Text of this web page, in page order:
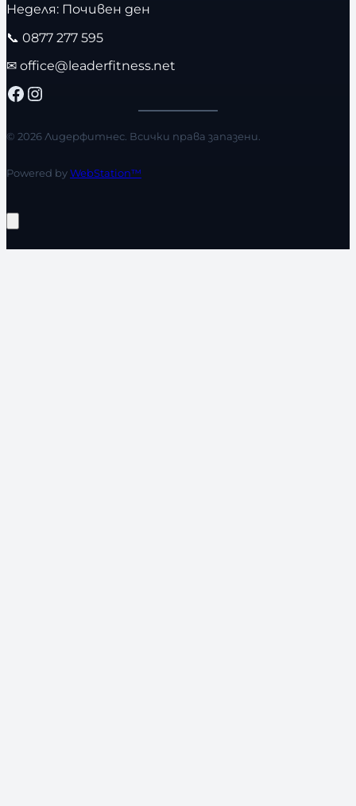
Неделя: Почивен ден
📞 0877 277 595
✉ office@leaderfitness.net
Facebook Instagram
© 2026 Лидерфитнес. Всички права запазени.
Powered byWebStation™